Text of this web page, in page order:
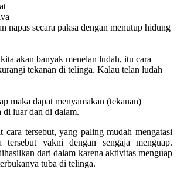
napas secara paksa dengan menutup hidung
akan banyak menelan ludah, itu cara
tekanan di telinga. Kalau telan ludah
maka dapat menyamakan (tekanan)
di luar dan di dalam.
cara tersebut, yang paling mudah mengatasi
tersebut yakni dengan sengaja menguap.
dari dalam karena aktivitas menguap
tuba di telinga.